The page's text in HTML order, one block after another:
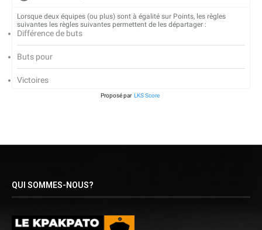
Lorsque deux équipes (ou plus) sont à égalité sur Points, les règles
suivantes les règles suivantes permettent de les départager :
Différence de buts
Buts pour
Victoires
Proposé par LKS Score
QUI SOMMES-NOUS?